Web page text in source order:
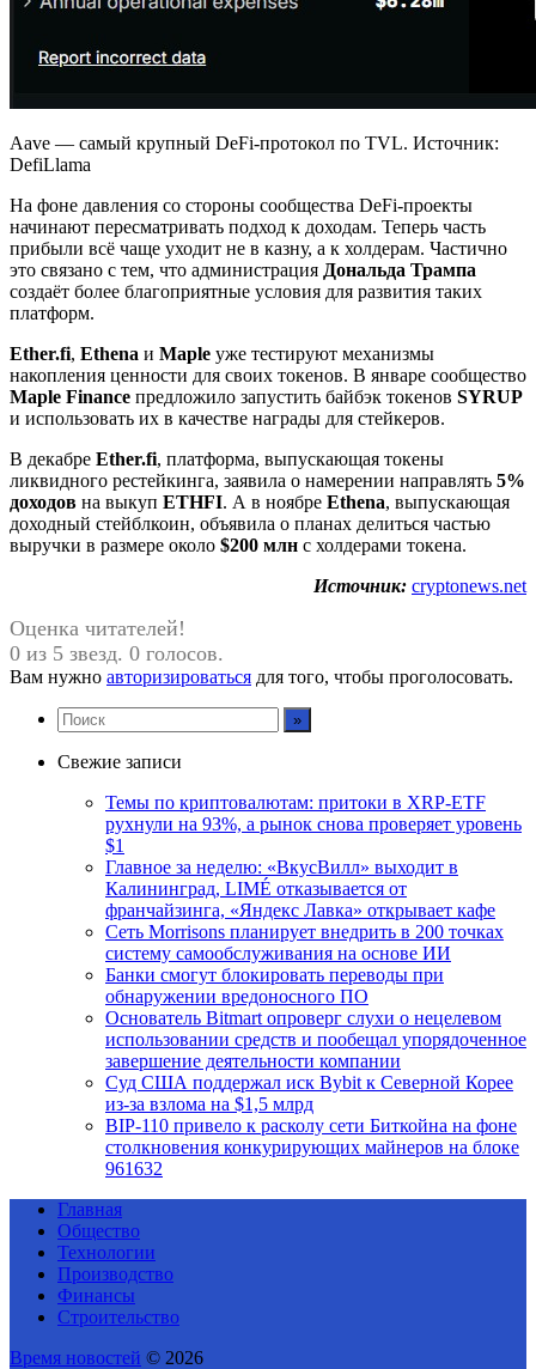
Aave — самый крупный DeFi-протокол по TVL. Источник:
DefiLlama
На фоне давления со стороны сообщества DeFi-проекты
начинают пересматривать подход к доходам. Теперь часть
прибыли всё чаще уходит не в казну, а к холдерам. Частично
это связано с тем, что администрация Дональда Трампа
создаёт более благоприятные условия для развития таких
платформ.
Ether.fi, Ethena и Maple уже тестируют механизмы
накопления ценности для своих токенов. В январе сообщество
Maple Finance предложило запустить байбэк токенов SYRUP
и использовать их в качестве награды для стейкеров.
В декабре Ether.fi, платформа, выпускающая токены
ликвидного рестейкинга, заявила о намерении направлять 5%
доходов на выкуп ETHFI. А в ноябре Ethena, выпускающая
доходный стейблкоин, объявила о планах делиться частью
выручки в размере около $200 млн с холдерами токена.
Источник: cryptonews.net
Оценка читателей!
0 из 5 звезд. 0 голосов.
Вам нужно авторизироваться для того, чтобы проголосовать.
Свежие записи
Темы по криптовалютам: притоки в XRP-ETF
рухнули на 93%, а рынок снова проверяет уровень
$1
Главное за неделю: «ВкусВилл» выходит в
Калининград, LIMÉ отказывается от
франчайзинга, «Яндекс Лавка» открывает кафе
Сеть Morrisons планирует внедрить в 200 точках
систему самообслуживания на основе ИИ
Банки смогут блокировать переводы при
обнаружении вредоносного ПО
Основатель Bitmart опроверг слухи о нецелевом
использовании средств и пообещал упорядоченное
завершение деятельности компании
Суд США поддержал иск Bybit к Северной Корее
из-за взлома на $1,5 млрд
BIP-110 привело к расколу сети Биткойна на фоне
столкновения конкурирующих майнеров на блоке
961632
Главная
Общество
Технологии
Производство
Финансы
Строительство
Время новостей © 2026